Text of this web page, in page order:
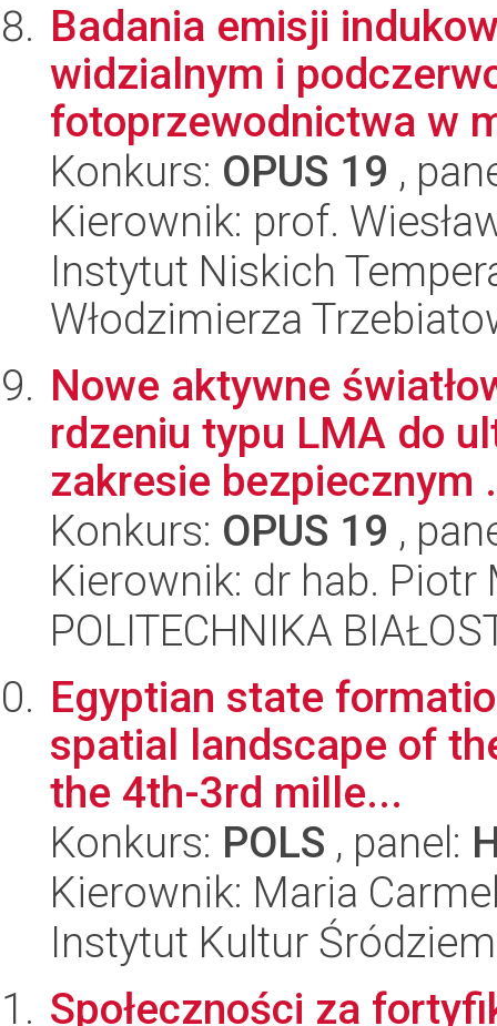
Badania emisji
widzialnym i
fotoprzewodnictwa w
Konkurs: OPUS 19 ,
Kierownik: prof.
Instytut Niskich
Włodzimierza
Nowe aktywne
rdzeniu typu LMA do
zakresie bezpiecznym
Konkurs: OPUS 19 ,
Kierownik: dr hab. Piotr
POLITECHNIKA
Egyptian state
spatial landscape of
the 4th-3rd mille...
Konkurs: POLS , panel:
Kierownik: Maria
Instytut Kultur
Społeczności za